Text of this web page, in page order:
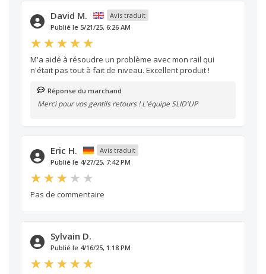
David M.
Avis traduit
Publié le 5/21/25, 6:26 AM
M'a aidé à résoudre un problème avec mon rail qui
n'était pas tout à fait de niveau. Excellent produit !
Réponse du marchand
Merci pour vos gentils retours ! L'équipe SLID'UP
Eric H.
Avis traduit
Publié le 4/27/25, 7:42 PM
Pas de commentaire
Sylvain D.
Publié le 4/16/25, 1:18 PM